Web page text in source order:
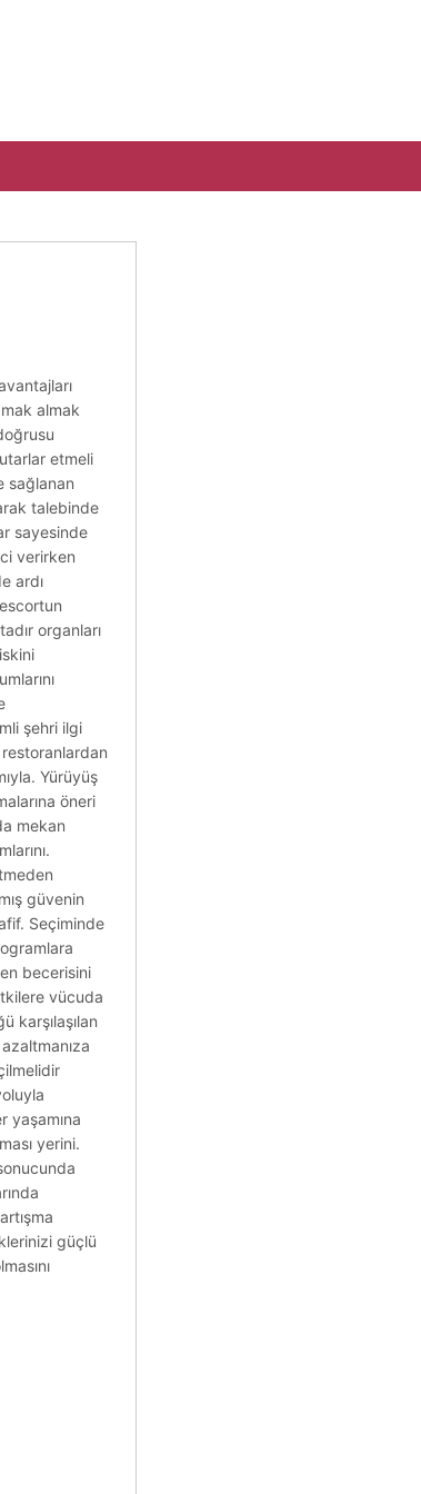
almak
etmeli
sağlanan
talebinde
sayesinde
verirken
ardı
organları
şehri ilgi
Yürüyüş
öneri
mekan
güvenin
Seçiminde
becerisini
vücuda
karşılaşılan
yaşamına
yerini.
güçlü